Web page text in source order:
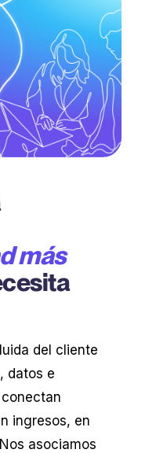
más
del cliente
datos e
ingresos, en
asociamos